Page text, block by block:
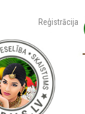
Reģistrācija